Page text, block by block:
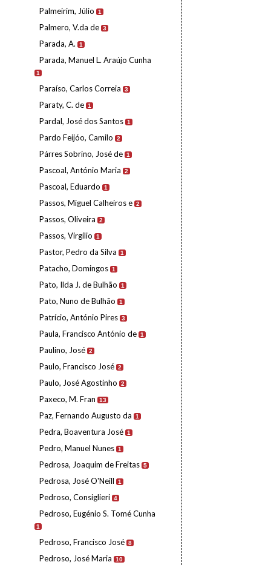
Palmeirim, Júlio 1
Palmero, V.da de 3
Parada, A. 1
Parada, Manuel L. Araújo Cunha
1
Paraíso, Carlos Correia 3
Paraty, C. de 1
Pardal, José dos Santos 1
Pardo Feijóo, Camilo 2
Párres Sobrino, José de 1
Pascoal, António Maria 2
Pascoal, Eduardo 1
Passos, Miguel Calheiros e 2
Passos, Oliveira 2
Passos, Virgílio 1
Pastor, Pedro da Silva 1
Patacho, Domingos 1
Pato, Ilda J. de Bulhão 1
Pato, Nuno de Bulhão 1
Patrício, António Pires 3
Paula, Francisco António de 1
Paulino, José 2
Paulo, Francisco José 2
Paulo, José Agostinho 2
Paxeco, M. Fran 13
Paz, Fernando Augusto da 1
Pedra, Boaventura José 1
Pedro, Manuel Nunes 1
Pedrosa, Joaquim de Freitas 5
Pedrosa, José O'Neill 1
Pedroso, Consiglieri 4
Pedroso, Eugénio S. Tomé Cunha
1
Pedroso, Francisco José 8
Pedroso, José Maria 10